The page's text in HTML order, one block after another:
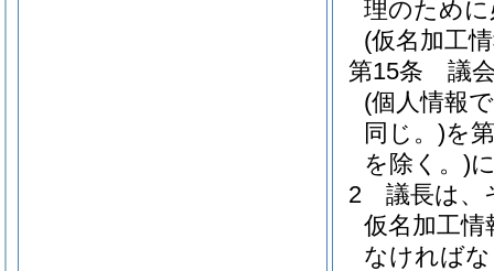
理のため
(仮名加工
第15条
議
(個人情報
同じ。)を
を除く。)
2
議長は、
仮名加工
なければ